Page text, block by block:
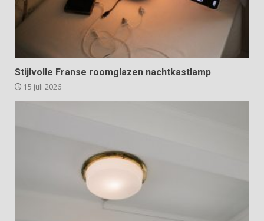
Stijlvolle Franse roomglazen nachtkastlamp
15 juli 2026